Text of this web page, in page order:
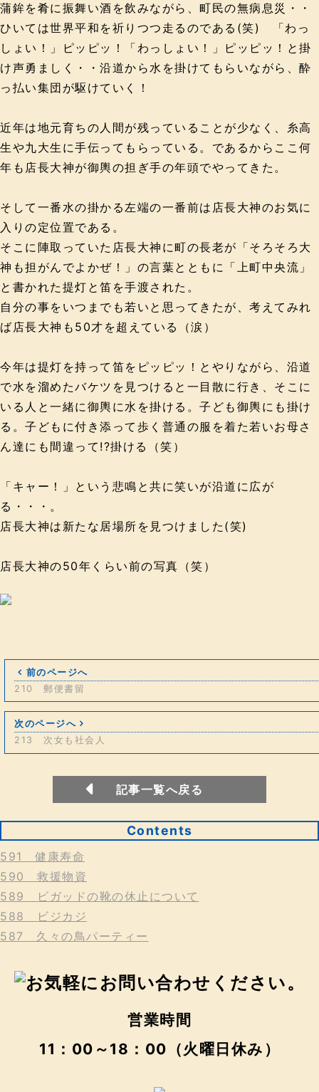
蒲鉾を肴に振舞い酒を飲みながら、町民の無病息災・・
ひいては世界平和を祈りつつ走るのである(笑) 「わっ
しょい！」ピッピッ！「わっしょい！」ピッピッ！と掛
け声勇ましく・・沿道から水を掛けてもらいながら、酔
っ払い集団が駆けていく！
近年は地元育ちの人間が残っていることが少なく、糸高
生や九大生に手伝ってもらっている。であるからここ何
年も店長大神が御輿の担ぎ手の年頭でやってきた。
そして一番水の掛かる左端の一番前は店長大神のお気に
入りの定位置である。
そこに陣取っていた店長大神に町の長老が「そろそろ大
神も担がんでよかぜ！」の言葉とともに「上町中央流」
と書かれた提灯と笛を手渡された。
自分の事をいつまでも若いと思ってきたが、考えてみれ
ば店長大神も50才を超えている（涙）
今年は提灯を持って笛をピッピッ！とやりながら、沿道
で水を溜めたバケツを見つけると一目散に行き、そこに
いる人と一緒に御輿に水を掛ける。子ども御輿にも掛け
る。子どもに付き添って歩く普通の服を着た若いお母さ
ん達にも間違って!?掛ける（笑）
「キャー！」という悲鳴と共に笑いが沿道に広が
る・・・。
店長大神は新たな居場所を見つけました(笑)
店長大神の50年くらい前の写真（笑）
前のページへ
210 郵便書留
次のページへ
213 次女も社会人
記事一覧へ戻る
Contents
591 健康寿命
590 救援物資
589 ビガッドの靴の休止について
588 ビジカジ
587 久々の鳥パーティー
営業時間
11：00～18：00（火曜日休み）